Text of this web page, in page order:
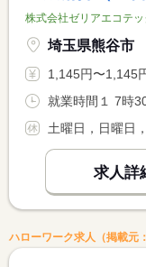
株式会社ゼリアエコテッ
埼玉県熊谷市
1,145円〜1,145円 ※フルタイム
土曜日，日曜日
求人詳
ハローワーク求人（掲載元